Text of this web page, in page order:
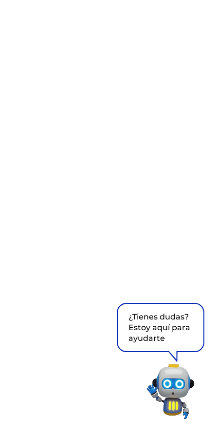
¿Tienes dudas?
Estoy aquí para
ayudarte